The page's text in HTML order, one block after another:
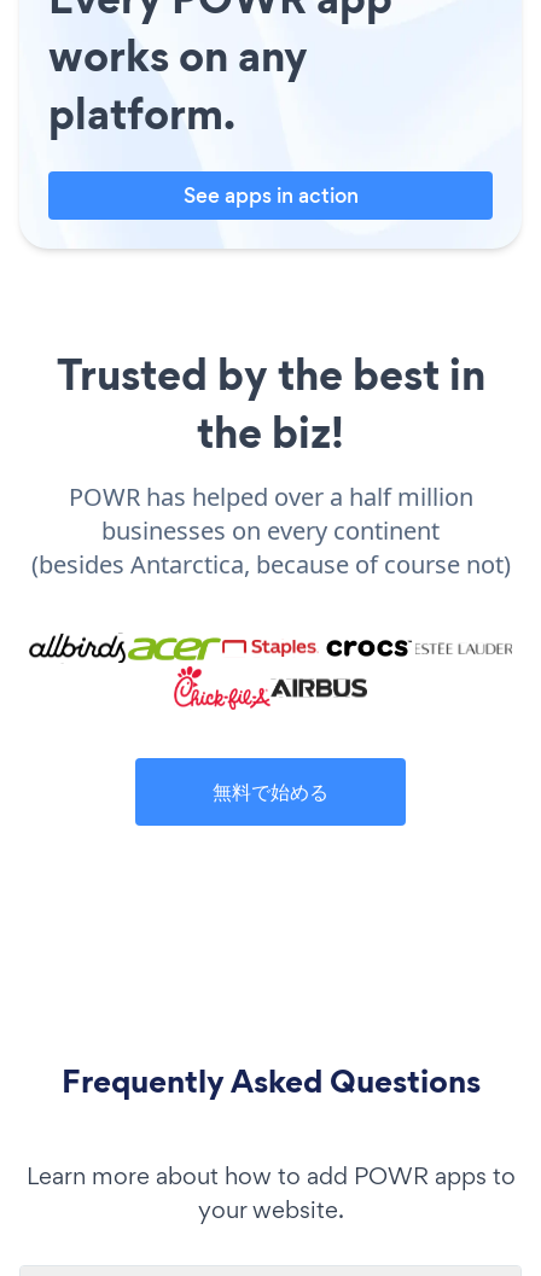
works on any
platform.
See apps in action
Trusted by the best in
the biz!
POWR has helped over a half million
businesses on every continent
(besides Antarctica, because of course not)
無料で始める
Frequently Asked Questions
Learn more about how to add POWR apps to
your website.